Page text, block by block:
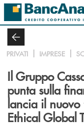
Salta al contenuto principale
PRIVATI IMPRESE
Il Gruppo
punta sulla
lancia il
Ethical Global